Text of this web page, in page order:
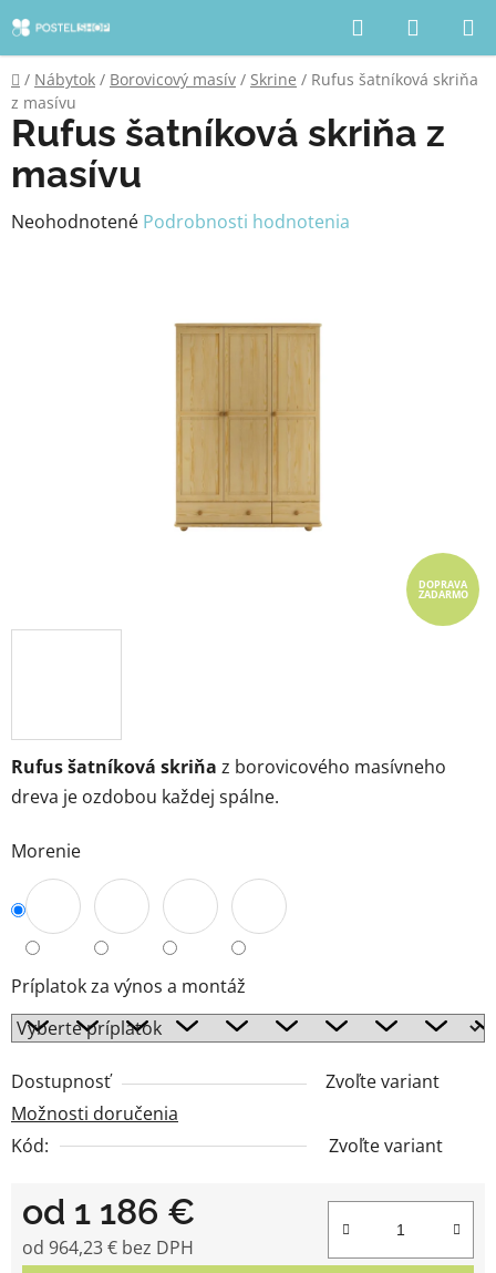
na
obsah
Hľadať
KOŠÍK
Domov
/ Nábytok / Borovicový masív / Skrine / Rufus šatníková skriňa
z masívu
Rufus šatníková skriňa z borovicového masívneho
dreva je ozdobou každej spálne.
Morenie
Príplatok za výnos a montáž
Dostupnosť
Zvoľte variant
Možnosti doručenia
Kód:
Zvoľte variant
od 1 186 €
od 964,23 € bez DPH
Rufus šatníková skriňa z
masívu
Priemerné
Neohodnotené Podrobnosti hodnotenia
DOPRAVA
ZADARMO